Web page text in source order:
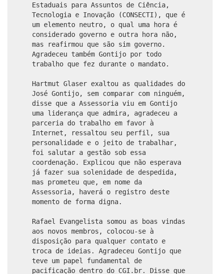
Estaduais para Assuntos de Ciência,
Tecnologia e Inovação (CONSECTI), que é
um elemento neutro, o qual uma hora é
considerado governo e outra hora não,
mas reafirmou que são sim governo.
Agradeceu também Gontijo por todo
trabalho que fez durante o mandato.
Hartmut Glaser exaltou as qualidades do
José Gontijo, sem comparar com ninguém,
disse que a Assessoria viu em Gontijo
uma liderança que admira, agradeceu a
parceria do trabalho em favor à
Internet, ressaltou seu perfil, sua
personalidade e o jeito de trabalhar,
foi salutar a gestão sob essa
coordenação. Explicou que não esperava
já fazer sua solenidade de despedida,
mas prometeu que, em nome da
Assessoria, haverá o registro deste
momento de forma digna.
Rafael Evangelista somou as boas vindas
aos novos membros, colocou-se à
disposição para qualquer contato e
troca de ideias. Agradeceu Gontijo que
teve um papel fundamental de
pacificação dentro do CGI.br. Disse que